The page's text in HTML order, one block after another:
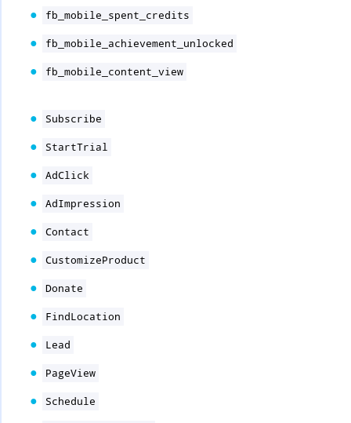
fb_mobile_spent_credits
fb_mobile_achievement_unlocked
fb_mobile_content_view
Subscribe
StartTrial
AdClick
AdImpression
Contact
CustomizeProduct
Donate
FindLocation
Lead
PageView
Schedule